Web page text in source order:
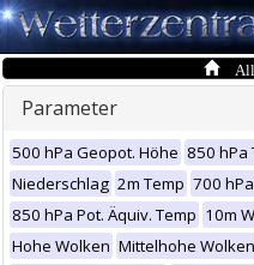
Parameter
500 hPa Geopot. Höhe 850 hPa
Niederschlag 2m Temp 700
850 hPa Pot. Äquiv. Temp 10m
Hohe Wolken Mittelhohe Wolken